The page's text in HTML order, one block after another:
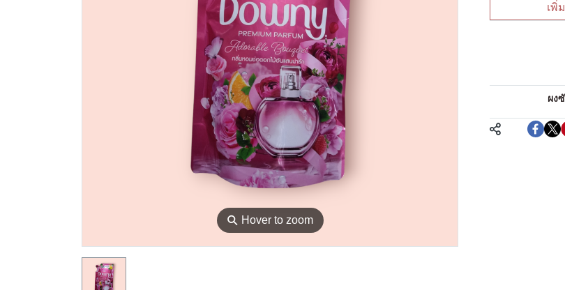
⚲ Hover to zoom
เพิ่
ผง